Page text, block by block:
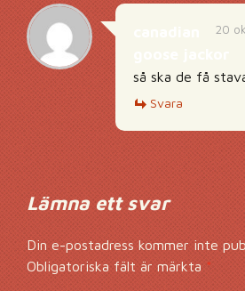
20
så ska de få
Svara
Lämna ett svar
Din e-postadress kommer inte
Obligatoriska fält är märkta*